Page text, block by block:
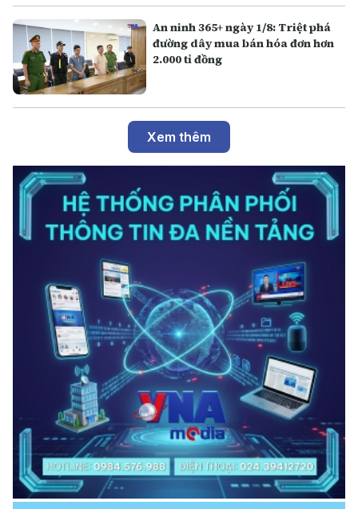
An ninh 365+ ngày 1/8: Triệt phá
đường dây mua bán hóa đơn hơn
2.000 tỉ đồng
Xem thêm